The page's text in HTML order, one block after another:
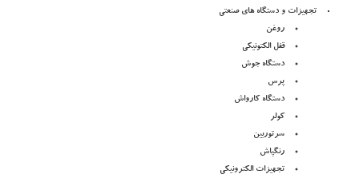
تجهیزات و دستگاه های صنعتی
روغن
قفل الکتونیکی
دستگاه جوش
پرس
دستگاه کارواش
کولر
سرتوربین
رنگپاش
تجهیزات الکترونیکی